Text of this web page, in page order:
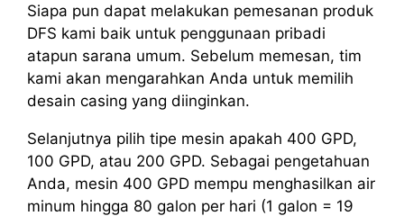
Siapa pun dapat melakukan pemesanan produk
DFS kami baik untuk penggunaan pribadi
atapun sarana umum. Sebelum memesan, tim
kami akan mengarahkan Anda untuk memilih
desain casing yang diinginkan.
Selanjutnya pilih tipe mesin apakah 400 GPD,
100 GPD, atau 200 GPD. Sebagai pengetahuan
Anda, mesin 400 GPD mempu menghasilkan air
minum hingga 80 galon per hari (1 galon = 19